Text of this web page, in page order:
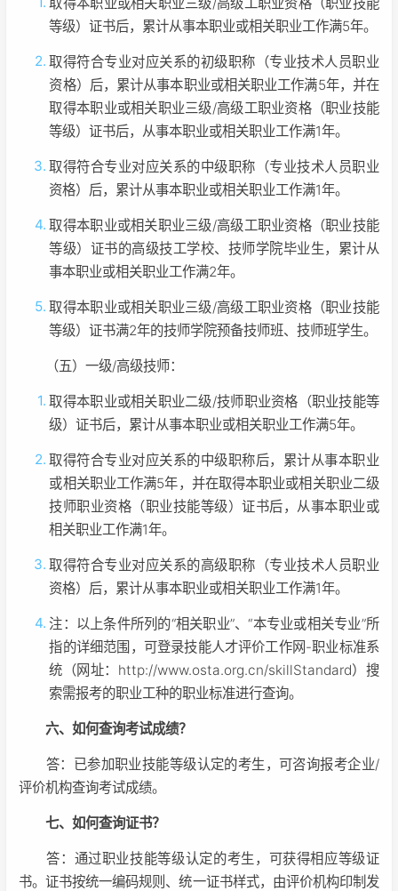
等级）证书后，累计从事本职业或相关职业工作满5年。
取得符合专业对应关系的初级职称（专业技术人员职业
资格）后，累计从事本职业或相关职业工作满5年，并在
取得本职业或相关职业三级/高级工职业资格（职业技能
等级）证书后，从事本职业或相关职业工作满1年。
取得符合专业对应关系的中级职称（专业技术人员职业
资格）后，累计从事本职业或相关职业工作满1年。
取得本职业或相关职业三级/高级工职业资格（职业技能
等级）证书的高级技工学校、技师学院毕业生，累计从
事本职业或相关职业工作满2年。
取得本职业或相关职业三级/高级工职业资格（职业技能
等级）证书满2年的技师学院预备技师班、技师班学生。
（五）一级/高级技师：
取得本职业或相关职业二级/技师职业资格（职业技能等
级）证书后，累计从事本职业或相关职业工作满5年。
取得符合专业对应关系的中级职称后，累计从事本职业
或相关职业工作满5年，并在取得本职业或相关职业二级
技师职业资格（职业技能等级）证书后，从事本职业或
相关职业工作满1年。
取得符合专业对应关系的高级职称（专业技术人员职业
资格）后，累计从事本职业或相关职业工作满1年。
注：以上条件所列的“相关职业”、“本专业或相关专业”所
指的详细范围，可登录技能人才评价工作网-职业标准系
统（网址：http://www.osta.org.cn/skillStandard）搜
索需报考的职业工种的职业标准进行查询。
六、如何查询考试成绩？
答：已参加职业技能等级认定的考生，可咨询报考企业/
评价机构查询考试成绩。
七、如何查询证书？
答：通过职业技能等级认定的考生，可获得相应等级证
书。证书按统一编码规则、统一证书样式，由评价机构印制发